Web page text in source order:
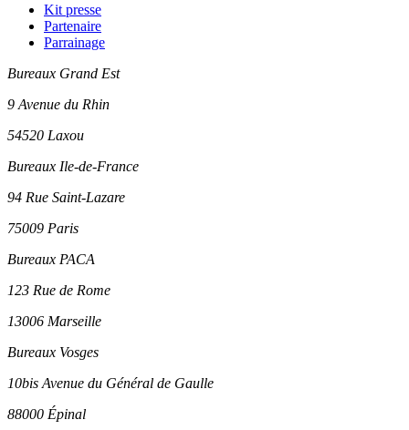
Kit presse
Partenaire
Parrainage
Bureaux Grand Est
9 Avenue du Rhin
54520 Laxou
Bureaux Ile-de-France
94 Rue Saint-Lazare
75009 Paris
Bureaux PACA
123 Rue de Rome
13006 Marseille
Bureaux Vosges
10bis Avenue du Général de Gaulle
88000 Épinal